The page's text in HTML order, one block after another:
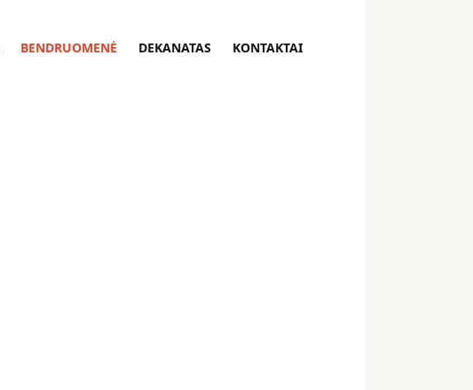
BENDRUOMENĖ DEKANATAS KONTAKTAI